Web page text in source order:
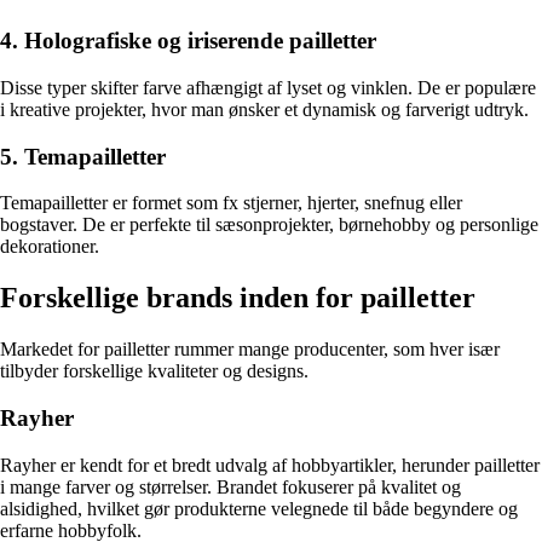
4. Holografiske og iriserende pailletter
Disse typer skifter farve afhængigt af lyset og vinklen. De er populære
i kreative projekter, hvor man ønsker et dynamisk og farverigt udtryk.
5. Temapailletter
Temapailletter er formet som fx stjerner, hjerter, snefnug eller
bogstaver. De er perfekte til sæsonprojekter, børnehobby og personlige
dekorationer.
Forskellige brands inden for pailletter
Markedet for pailletter rummer mange producenter, som hver især
tilbyder forskellige kvaliteter og designs.
Rayher
Rayher er kendt for et bredt udvalg af hobbyartikler, herunder pailletter
i mange farver og størrelser. Brandet fokuserer på kvalitet og
alsidighed, hvilket gør produkterne velegnede til både begyndere og
erfarne hobbyfolk.